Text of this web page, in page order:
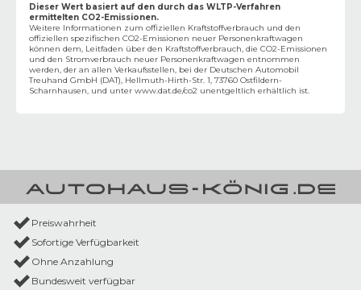
Dieser Wert basiert auf den durch das WLTP-Verfahren
ermittelten CO2-Emissionen.
Weitere Informationen zum offiziellen Kraftstoffverbrauch und den
offiziellen spezifischen CO2-Emissionen neuer Personenkraftwagen
können dem‚ Leitfaden über den Kraftstoffverbrauch, die CO2-Emissionen
und den Stromverbrauch neuer Personenkraftwagen entnommen
werden, der an allen Verkaufsstellen, bei der Deutschen Automobil
Treuhand GmbH (DAT), Hellmuth-Hirth-Str. 1, 73760 Ostfildern-
Scharnhausen, und unter www.dat.de/co2 unentgeltlich erhältlich ist.
Preiswahrheit
Sofortige Verfügbarkeit
Ohne Anzahlung
Bundesweit verfügbar